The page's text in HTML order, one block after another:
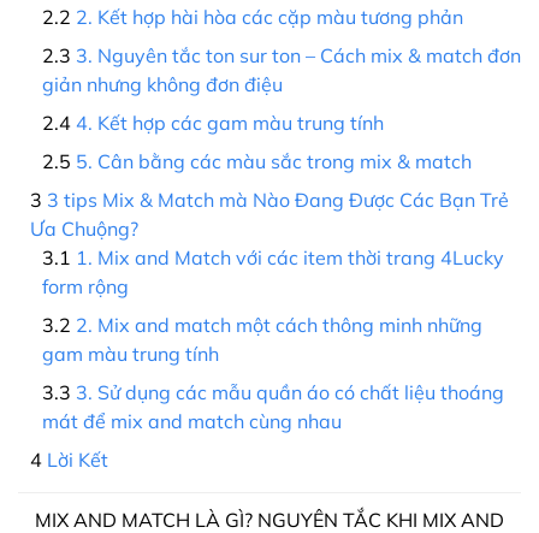
2. Kết hợp hài hòa các cặp màu tương phản
3. Nguyên tắc ton sur ton – Cách mix & match đơn
giản nhưng không đơn điệu
4. Kết hợp các gam màu trung tính
5. Cân bằng các màu sắc trong mix & match
3 tips Mix & Match mà Nào Đang Được Các Bạn Trẻ
Ưa Chuộng?
1. Mix and Match với các item thời trang 4Lucky
form rộng
2. Mix and match một cách thông minh những
gam màu trung tính
3. Sử dụng các mẫu quần áo có chất liệu thoáng
mát để mix and match cùng nhau
Lời Kết
MIX AND MATCH LÀ GÌ? NGUYÊN TẮC KHI MIX AND